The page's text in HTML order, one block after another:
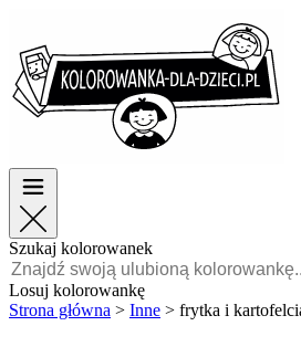
TOP kategorie
Dla chłopców
Dla dziewczynek
Polski
POLSKI
TOP kategorie
Dla chłopców
Dla dziewczynek
Szukaj kolorowanek
Losuj kolorowankę
Strona główna > Inne > frytka i